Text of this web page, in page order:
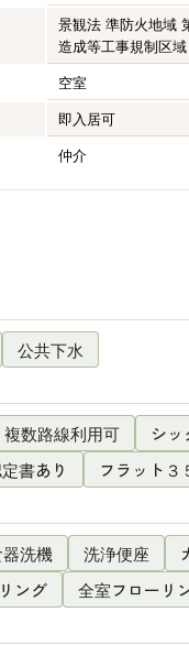
景観法 準防火地域
造成等工事規制区域
空室
即入居可
仲介
公共下水
複数路線利用可
シ
書あり
フラット３
洗機 洗浄便座
ング 全室フローリ